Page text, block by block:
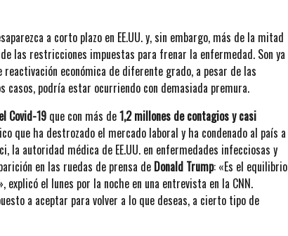
a corto plazo en EE.UU. y, sin embargo, más de la mitad
las restricciones impuestas para frenar la enfermedad. Son ya
económica de diferente grado, a pesar de las
casos, podría estar ocurriendo con demasiada premura.
Covid-19 que con más de1,2 millones de contagios y casi
que ha destrozado el mercado laboral y ha condenado al país a
la autoridad médica de EE.UU. en enfermedades infecciosas y
en las ruedas de prensa de Donald Trump: «Es el equilibrio
el lunes por la noche en una entrevista en la CNN.
a aceptar para volver a lo que deseas, a cierto tipo de